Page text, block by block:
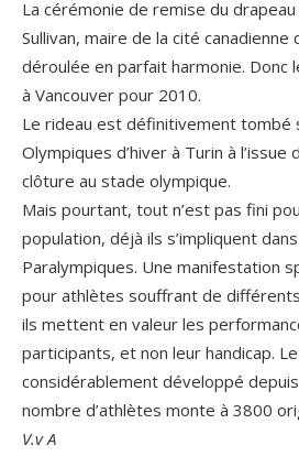
La cérémonie de remise du
Sullivan, maire de la cité canadienne
déroulée en parfait harmonie. Donc
à Vancouver pour 2010.
Le rideau est définitivement tombé
Olympiques d’hiver à Turin à l’issue
clôture au stade olympique.
Mais pourtant, tout n’est pas fini
population, déjà ils s’impliquent
Paralympiques. Une manifestation
pour athlètes souffrant de
ils mettent en valeur les
participants, et non leur handicap.
considérablement développé
nombre d’athlètes monte à 3800
V.v A